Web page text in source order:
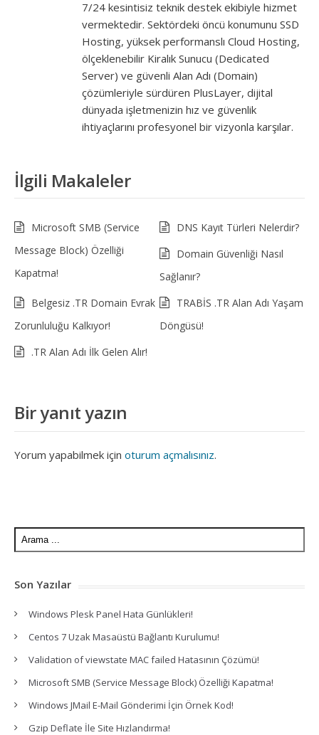
7/24 kesintisiz teknik destek ekibiyle hizmet
vermektedir. Sektördeki öncü konumunu SSD
Hosting, yüksek performanslı Cloud Hosting,
ölçeklenebilir Kiralık Sunucu (Dedicated
Server) ve güvenli Alan Adı (Domain)
çözümleriyle sürdüren PlusLayer, dijital
dünyada işletmenizin hız ve güvenlik
ihtiyaçlarını profesyonel bir vizyonla karşılar.
İlgili Makaleler
Microsoft SMB (Service
Message Block) Özelliği
Kapatma!
DNS Kayıt Türleri Nelerdir?
Domain Güvenliği Nasıl
Sağlanır?
Belgesiz .TR Domain Evrak
Zorunluluğu Kalkıyor!
TRABİS .TR Alan Adı Yaşam
Döngüsü!
.TR Alan Adı İlk Gelen Alır!
Bir yanıt yazın
Yorum yapabilmek için oturum açmalısınız.
Son Yazılar
Windows Plesk Panel Hata Günlükleri!
Centos 7 Uzak Masaüstü Bağlantı Kurulumu!
Validation of viewstate MAC failed Hatasının Çözümü!
Microsoft SMB (Service Message Block) Özelliği Kapatma!
Windows JMail E-Mail Gönderimi İçin Örnek Kod!
Gzip Deflate İle Site Hızlandırma!